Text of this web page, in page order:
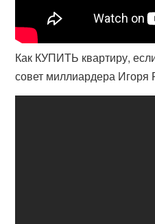
Как КУПИТЬ квартиру,
совет миллиардера Игоря